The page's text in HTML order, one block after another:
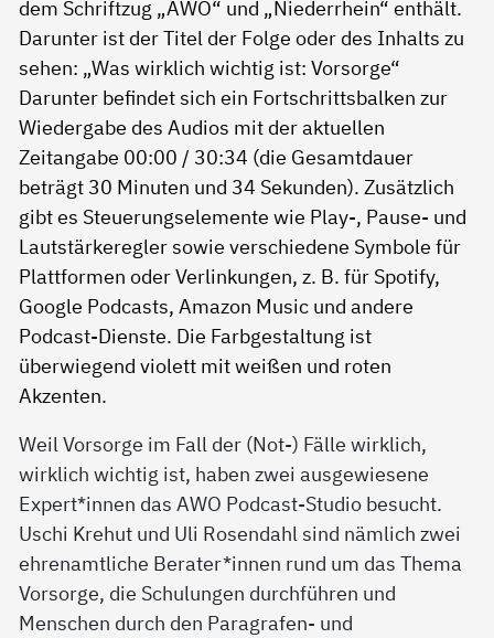
Weil Vorsorge im Fall der (Not-) Fälle wirklich,
wirklich wichtig ist, haben zwei ausgewiesene
Expert*innen das AWO Podcast-Studio besucht.
Uschi Krehut und Uli Rosendahl sind nämlich zwei
ehrenamtliche Berater*innen rund um das Thema
Vorsorge, die Schulungen durchführen und
Menschen durch den Paragrafen- und